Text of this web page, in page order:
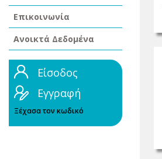
Επικοινωνία
Ανοικτά Δεδομένα
Είσοδος
Εγγραφή
Ξέχασα τον κωδικό